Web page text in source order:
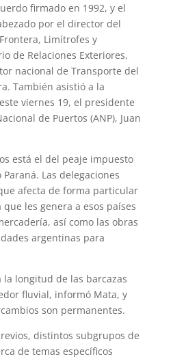
firmado en 1992, y el
por el director del
Limítrofes y
de Relaciones Exteriores,
nacional de Transporte del
También asistió a la
viernes 19, el presidente
de Puertos (ANP), Juan
está el del peaje impuesto
Las delegaciones
afecta de forma particular
que les genera a esos países
así como las obras
argentinas para
longitud de las barcazas
fluvial, informó Mata, y
son permanentes.
distintos subgrupos de
de temas específicos